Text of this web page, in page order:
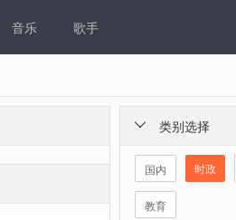
音乐
歌手
类别选择

国内 时政
教育